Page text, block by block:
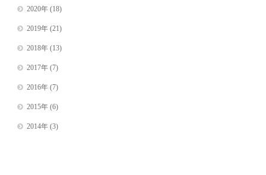
2020年(18)
2019年(21)
2018年(13)
2017年(7)
2016年(7)
2015年(6)
2014年(3)